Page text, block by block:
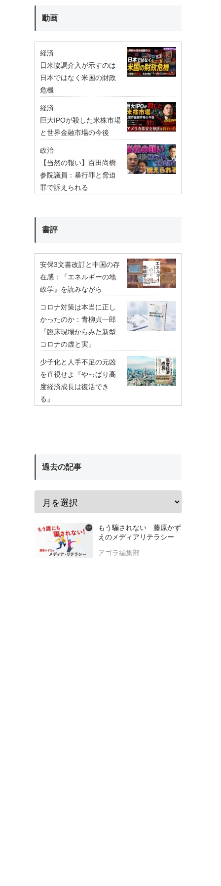
動画
経済
日米協調介入が示すのは
日本ではなく米国の財政
危機
経済
巨大IPOが殺した米株市場
と世界金融市場の今後
政治
【当然の報い】百田尚樹
参院議員：暴行罪と脅迫
罪で訴えられる
書評
安保3文書改訂と中国の存
在感：『エネルギーの地
政学』を読みながら
コロナ対策は本当に正し
かったのか：青柳貞一郎
『臨床現場からみた新型
コロナの虚と実』
少子化と人手不足の元凶
を直視せよ『やっぱり高
度経済成長は復活でき
る』
過去の記事
もう騙されない 藤原かず
えのメディアリテラシー
アゴラ編集部